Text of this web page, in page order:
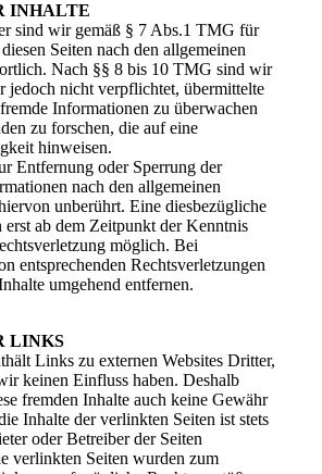
INHALTE
sind wir gemäß § 7 Abs.1 TMG für
Seiten nach den allgemeinen
Nach §§ 8 bis 10 TMG sind wir
jedoch nicht verpflichtet, übermittelte
Informationen zu überwachen
zu forschen, die auf eine
hinweisen.
Entfernung oder Sperrung der
nach den allgemeinen
unberührt. Eine diesbezügliche
ab dem Zeitpunkt der Kenntnis
möglich. Bei
entsprechenden Rechtsverletzungen
umgehend entfernen.
LINKS
Links zu externen Websites Dritter,
keinen Einfluss haben. Deshalb
fremden Inhalte auch keine Gewähr
Inhalte der verlinkten Seiten ist stets
oder Betreiber der Seiten
verlinkten Seiten wurden zum